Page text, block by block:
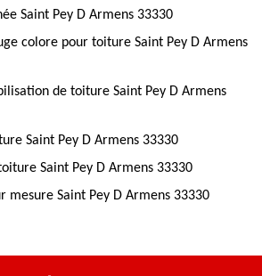
Saint Pey D Armens 33330
colore pour toiture Saint Pey D Armens
de toiture Saint Pey D Armens
Saint Pey D Armens 33330
Saint Pey D Armens 33330
mesure Saint Pey D Armens 33330